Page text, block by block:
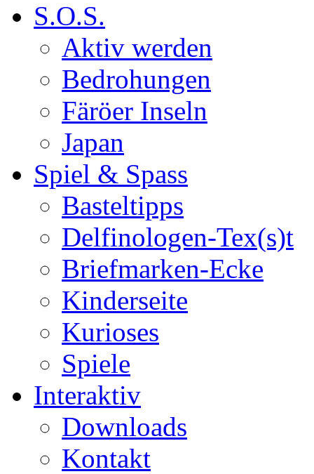
S.O.S.
Aktiv werden
Bedrohungen
Färöer Inseln
Japan
Spiel & Spass
Basteltipps
Delfinologen-Tex(s)t
Briefmarken-Ecke
Kinderseite
Kurioses
Spiele
Interaktiv
Downloads
Kontakt